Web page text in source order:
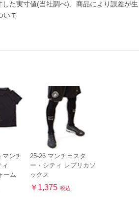
た実寸値(当社調べ)、商品により誤差が生
いて
マンチ
ィ
ーム
25-26 マンチェスタ
ー・シティ レプリカソ
ックス
￥1,375 税込